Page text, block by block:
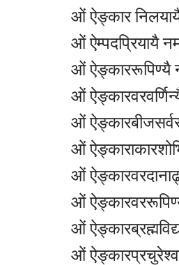
ओं ऐङ्कार
ओं ऐम्पदप्रियायै
ओं ऐङ्काररूपिण्यै
ओं
ओं
ओं
ओं
ओं
ओं
ओं